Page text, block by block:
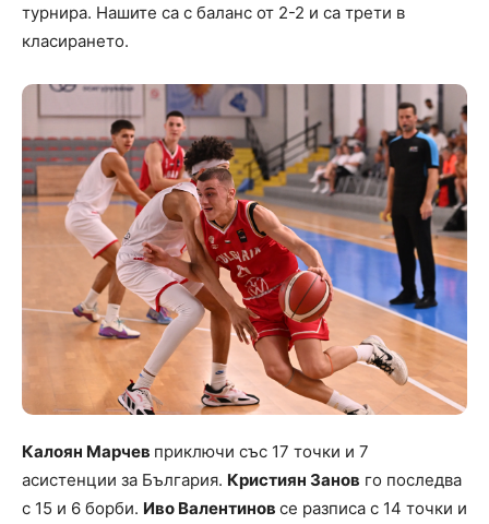
турнира. Нашите са с баланс от 2-2 и са трети в
класирането.
Калоян Марчев приключи със 17 точки и 7
асистенции за България. Кристиян Занов го последва
с 15 и 6 борби. Иво Валентинов се разписа с 14 точки и